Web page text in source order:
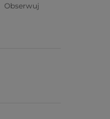
Obserwuj